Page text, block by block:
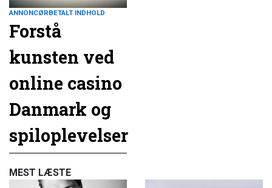
ANNONCØRBETALT INDHOLD
Forstå
kunsten ved
online casino
Danmark og
spiloplevelser
MEST LÆSTE